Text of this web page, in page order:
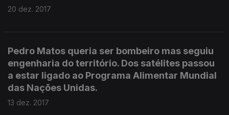
20 dez. 2017
Pedro Matos queria ser bombeiro mas seguiu
engenharia do território. Dos satélites passou
a estar ligado ao Programa Alimentar Mundial
das Nações Unidas.
13 dez. 2017